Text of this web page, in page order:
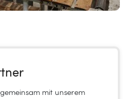
mit unserem